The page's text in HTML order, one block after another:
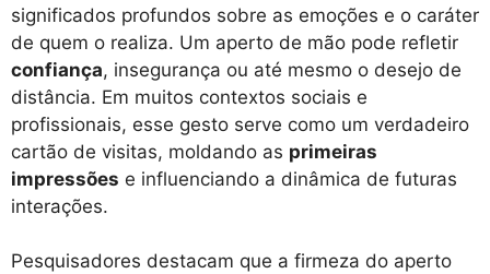
significados profundos sobre as emoções e o caráter
de quem o realiza. Um aperto de mão pode refletir
confiança, insegurança ou até mesmo o desejo de
distância. Em muitos contextos sociais e
profissionais, esse gesto serve como um verdadeiro
cartão de visitas, moldando as primeiras
impressões e influenciando a dinâmica de futuras
interações.
Pesquisadores destacam que a firmeza do aperto